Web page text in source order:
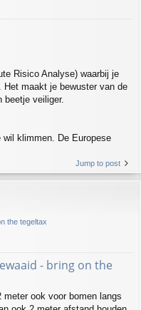
Risico Analyse) waarbij je
maakt je bewuster van de
beetje veiliger.
klimmen. De Europese
Jump to post
the tegeltax
- bring on the
ook voor bomen langs